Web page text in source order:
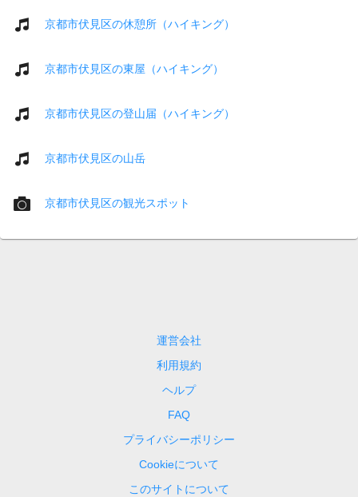
京都市伏見区の休憩所（ハイキング）
京都市伏見区の東屋（ハイキング）
京都市伏見区の登山届（ハイキング）
京都市伏見区の山岳
京都市伏見区の観光スポット
運営会社
利用規約
ヘルプ
FAQ
プライバシーポリシー
Cookieについて
このサイトについて